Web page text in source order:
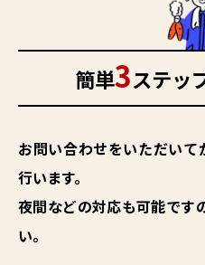
簡単3ステッ
お問い合わせをいただい
行います。
夜間などの対応も可能です
い。